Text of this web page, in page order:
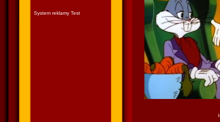
System reklamy Test